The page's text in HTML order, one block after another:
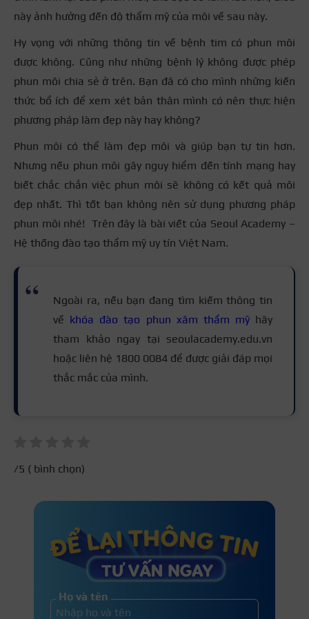
này ảnh hưởng đến độ thẩm mỹ của môi về sau này.
Hy vọng với những thông tin về bệnh tim có phun môi
được không. Cũng như những bệnh lý không được phép
phun môi chia sẻ ở trên. Bạn đã có cho mình những kiến
thức bổ ích để xem xét bản thân mình có nên thực hiện
phương pháp làm đẹp này hay không?
Phun môi có thể làm đẹp môi và giúp bạn tự tin hơn.
Nhưng nếu phun môi gây nguy hiểm đến tính mạng hay
biết chắc chắn việc phun môi sẽ không có kết quả môi
đẹp nhất. Thì tốt bạn không nên sử dụng phương pháp
phun môi nhé! Trên đây là bài viết của Seoul Academy –
Hệ thống đào tạo thẩm mỹ uy tín Việt Nam.
Ngoài ra, nếu bạn đang tìm kiếm thông tin
về khóa đào tạo phun xăm thẩm mỹhãy
tham khảo ngay tại seoulacademy.edu.vn
hoặc liên hệ 1800 0084 để được giải đáp mọi
thắc mắc của mình.
/5 ( bình chọn)
Họ và tên